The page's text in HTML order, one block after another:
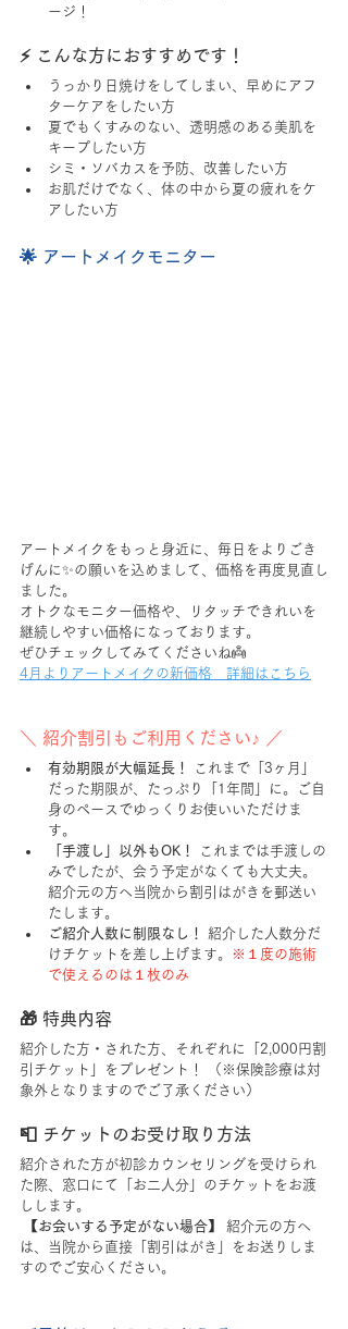
ージ！
⚡️ こんな方におすすめです！
うっかり日焼けをしてしまい、早めにアフ
ターケアをしたい方
夏でもくすみのない、透明感のある美肌を
キープしたい方
シミ・ソバカスを予防、改善したい方
お肌だけでなく、体の中から夏の疲れをケ
アしたい方
🌟 アートメイクモニター
アートメイクをもっと身近に、毎日をよりごき
げんに✨️の願いを込めまして、価格を再度見直し
ました。
オトクなモニター価格や、リタッチできれいを
継続しやすい価格になっております。
ぜひチェックしてみてくださいね👼
4月よりアートメイクの新価格　詳細はこちら
＼ 紹介割引もご利用ください♪ ／
有効期限が大幅延長！
これまで「3ヶ月」
だった期限が、たっぷり「1年間」に。ご自
身のペースでゆっくりお使いいただけま
す。
「手渡し」以外もOK！
これまでは手渡しの
みでしたが、会う予定がなくても大丈夫。
紹介元の方へ当院から割引はがきを郵送い
たします。
ご紹介人数に制限なし！
紹介した人数分だ
けチケットを差し上げます。
※ １度の施術
で使えるのは１枚のみ
🎁 特典内容
紹介した方・された方、それぞれに「2,000円割
引チケット」をプレゼント！ （※保険診療は対
象外となりますのでご了承ください）
📮 チケットのお受け取り方法
紹介された方が初診カウンセリングを受けられ
た際、窓口にて「お二人分」のチケットをお渡
しします。
【お会いする予定がない場合】
紹介元の方へ
は、当院から直接「割引はがき」をお送りしま
すのでご安心ください。